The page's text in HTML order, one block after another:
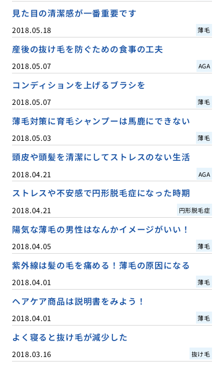
見た目の清潔感が一番重要です
2018.05.18 薄毛
産後の抜け毛を防ぐための食事の工夫
2018.05.07 AGA
コンディションを上げるブラシを
2018.05.07 薄毛
薄毛対策に育毛シャンプーは馬鹿にできない
2018.05.03 薄毛
頭皮や頭髪を清潔にしてストレスのない生活
2018.04.21 AGA
ストレスや不安感で円形脱毛症になった時期
2018.04.21 円形脱毛症
陽気な薄毛の男性はなんかイメージがいい！
2018.04.05 薄毛
紫外線は髪の毛を痛める！薄毛の原因になる
2018.04.01 薄毛
ヘアケア商品は説明書をみよう！
2018.04.01 薄毛
よく寝ると抜け毛が減少した
2018.03.16 抜け毛